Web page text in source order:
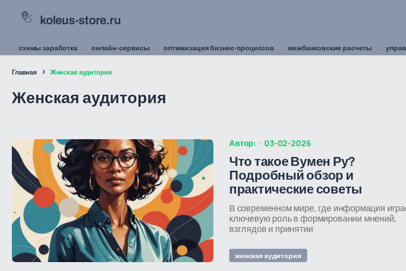
koleus-store.ru
схемы заработка онлайн-сервисы оптимизация бизнес-процессов межбанковские расчеты
Главная Женская аудитория
Женская аудитория
Автор: 03-02-2026
Что такое Вумен Ру?
Подробный обзор и
практические советы
В современном мире, где информация
ключевую роль в формировании мнений,
взглядов и принятии
женская аудитория